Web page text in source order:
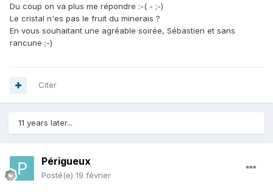
Du coup on va plus me répondre :-( - ;-)
Le cristal n'es pas le fruit du minerais ?
En vous souhaitant une agréable soirée, Sébastien et sans
rancune ;-)
Citer
11 years later...
Périgueux
Posté(e) 19 février